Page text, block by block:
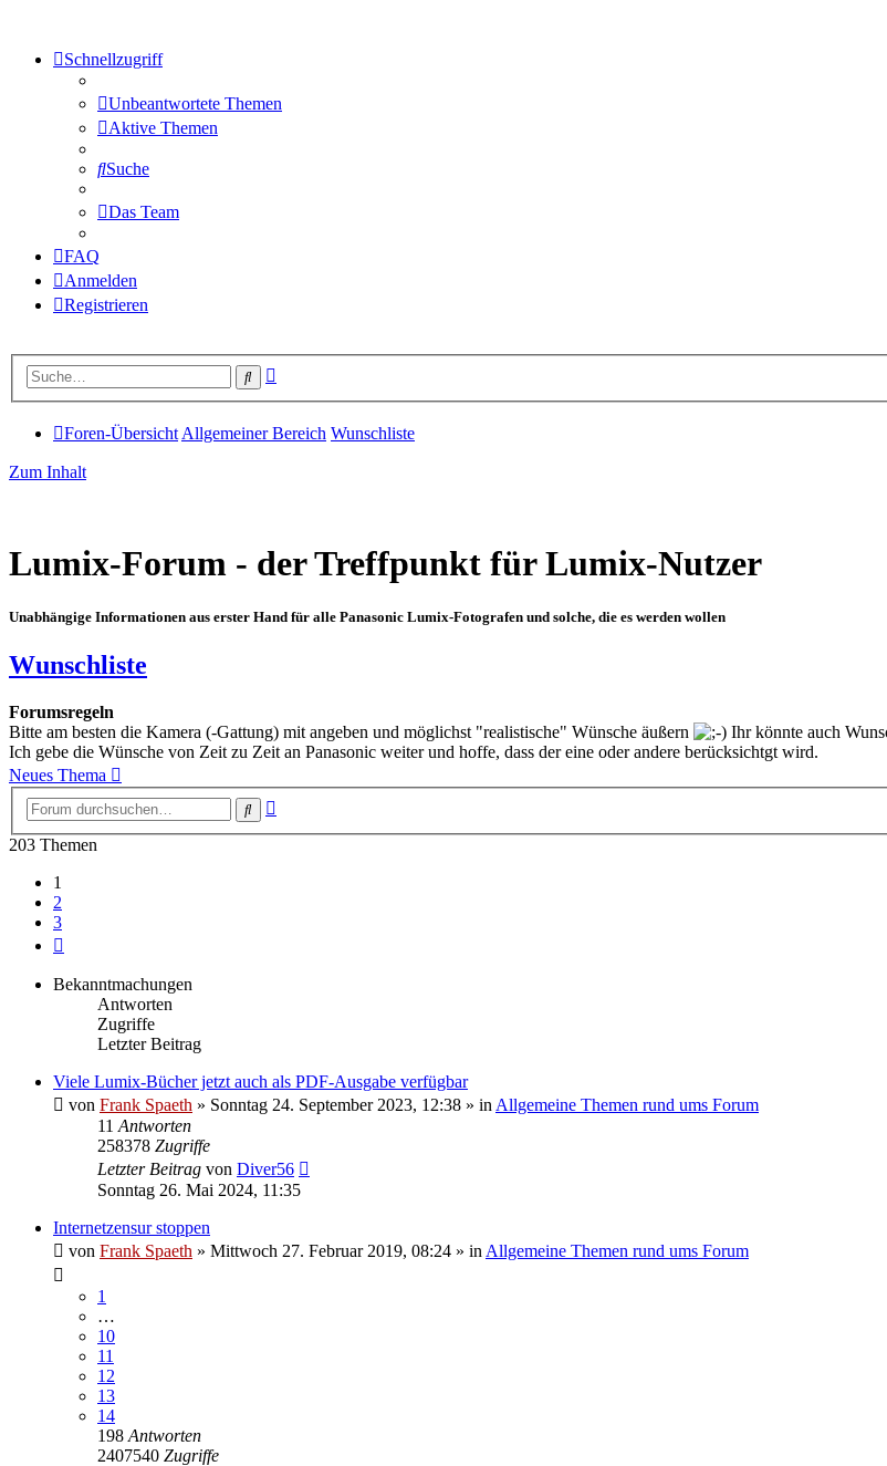
Schnellzugriff
Unbeantwortete Themen
Aktive Themen
Suche
Das Team
FAQ
Anmelden
Registrieren
Suche
Foren-Übersicht Allgemeiner Bereich Wunschliste
Zum Inhalt
Lumix-Forum - der Treffpunkt für Lumix-Nutzer
Unabhängige Informationen aus erster Hand für alle Panasonic Lumix-Fotografen und solche, die es werden wollen
Wunschliste
Forumsregeln
Bitte am besten die Kamera (-Gattung) mit angeben und möglichst "realistische" Wünsche äußern
Ihr könnte auch
Ich gebe die Wünsche von Zeit zu Zeit an Panasonic weiter und hoffe, dass der eine oder andere berücksichtgt wird.
Neues Thema
Suche
203 Themen
1
2
3
Bekanntmachungen
Antworten
Zugriffe
Letzter Beitrag
Viele Lumix-Bücher jetzt auch als PDF-Ausgabe verfügbar
von Frank Spaeth » Sonntag 24. September 2023, 12:38 » in Allgemeine Themen rund ums Forum
11 Antworten
258378 Zugriffe
Letzter Beitrag von Diver56
Sonntag 26. Mai 2024, 11:35
Internetzensur stoppen
von Frank Spaeth » Mittwoch 27. Februar 2019, 08:24 » in Allgemeine Themen rund ums Forum
1
…
10
11
12
13
14
198 Antworten
2407540 Zugriffe